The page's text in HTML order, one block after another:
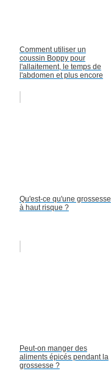
Comment utiliser un
coussin Boppy pour
l'allaitement, le temps de
l'abdomen et plus encore
Qu'est-ce qu'une grossesse
à haut risque ?
Peut-on manger des
aliments épicés pendant la
grossesse ?